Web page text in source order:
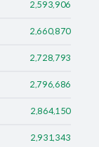
2,593,906
2,660,870
2,728,793
2,796,686
2,864,150
2,931,343